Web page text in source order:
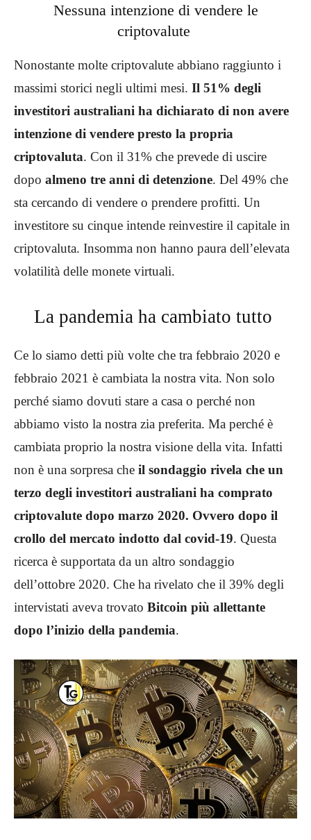
Nessuna intenzione di vendere le
criptovalute
Nonostante molte criptovalute abbiano raggiunto i
massimi storici negli ultimi mesi. Il 51% degli
investitori australiani ha dichiarato di non avere
intenzione di vendere presto la propria
criptovaluta. Con il 31% che prevede di uscire
dopo almeno tre anni di detenzione. Del 49% che
sta cercando di vendere o prendere profitti. Un
investitore su cinque intende reinvestire il capitale in
criptovaluta. Insomma non hanno paura dell’elevata
volatilità delle monete virtuali.
La pandemia ha cambiato tutto
Ce lo siamo detti più volte che tra febbraio 2020 e
febbraio 2021 è cambiata la nostra vita. Non solo
perché siamo dovuti stare a casa o perché non
abbiamo visto la nostra zia preferita. Ma perché è
cambiata proprio la nostra visione della vita. Infatti
non è una sorpresa che il sondaggio rivela che un
terzo degli investitori australiani ha comprato
criptovalute dopo marzo 2020. Ovvero dopo il
crollo del mercato indotto dal covid-19. Questa
ricerca è supportata da un altro sondaggio
dell’ottobre 2020. Che ha rivelato che il 39% degli
intervistati aveva trovato Bitcoin più allettante
dopo l’inizio della pandemia.